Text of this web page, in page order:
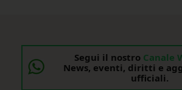
Segui il nostro Canale
News, eventi, diritti e
ufficiali.